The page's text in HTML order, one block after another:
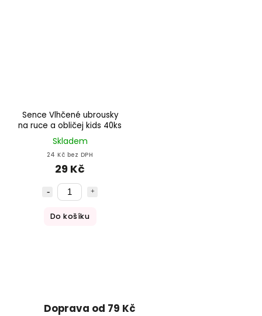
Sence Vlhčené ubrousky
na ruce a obličej kids 40ks
Skladem
24 Kč bez DPH
29 Kč
Do košíku
Doprava od 79 Kč